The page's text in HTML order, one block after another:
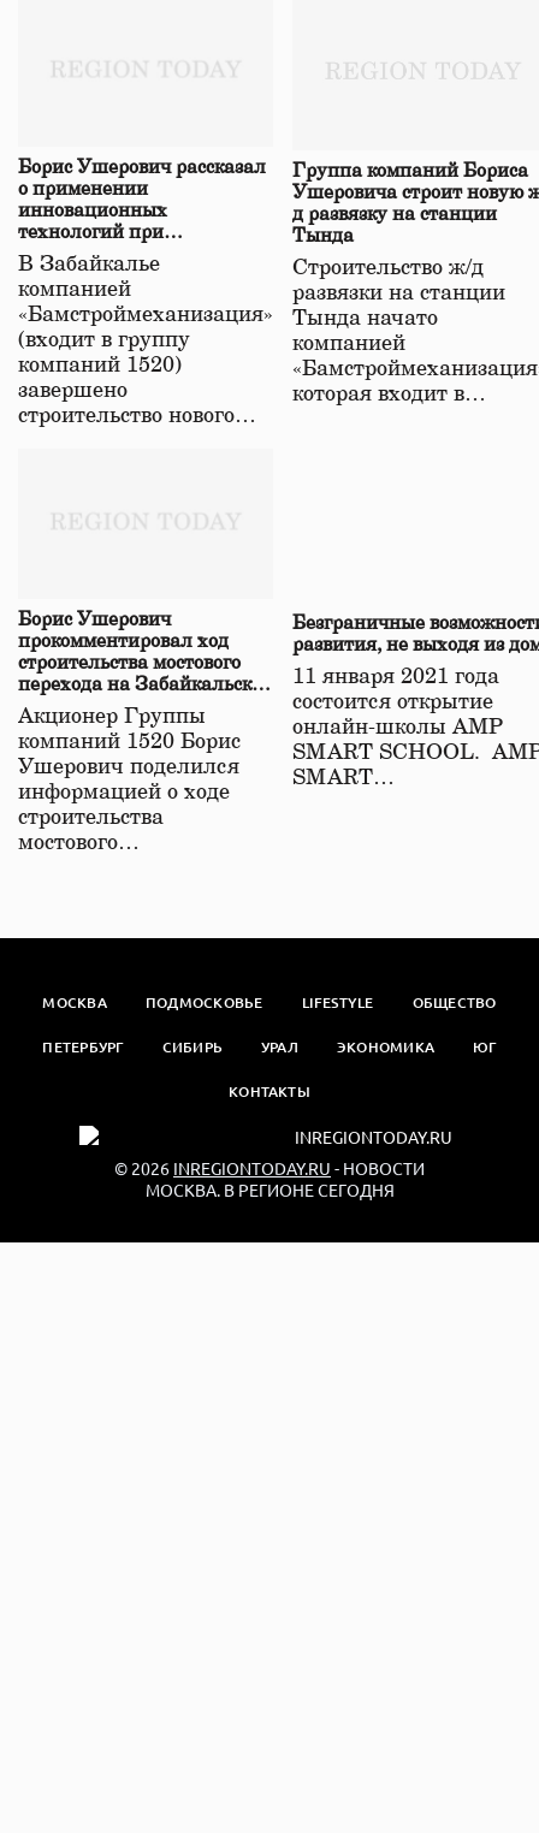
Борис Ушерович рассказал
о применении
инновационных
технологий при
строительстве нового моста
в Забайкалье
В Забайкалье
компанией
«Бамстроймеханизация»
(входит в группу
компаний 1520)
завершено
строительство нового…
Группа компаний Бориса
Ушеровича строит новую
д развязку на станции
Тында
Строительство ж/д
развязки на станции
Тында начато
компанией
которая входит в…
Борис Ушерович
прокомментировал ход
строительства мостового
перехода на Забайкальской
железной дороге
Акционер Группы
компаний 1520 Борис
Ушерович поделился
информацией о ходе
строительства
мостового…
Безграничные
развития, не выходя из
11 января 2021 года
состоится открытие
онлайн-школы АМР
SMART SCHOOL.
SMART…
МОСКВА ПОДМОСКОВЬЕ LIFESTYLE ОБЩЕСТВО
ПЕТЕРБУРГ СИБИРЬ УРАЛ ЭКОНОМИКА ЮГ
КОНТАКТЫ
© 2026 INREGIONTODAY.RU - НОВОСТИ
МОСКВА. В РЕГИОНЕ СЕГОДНЯ